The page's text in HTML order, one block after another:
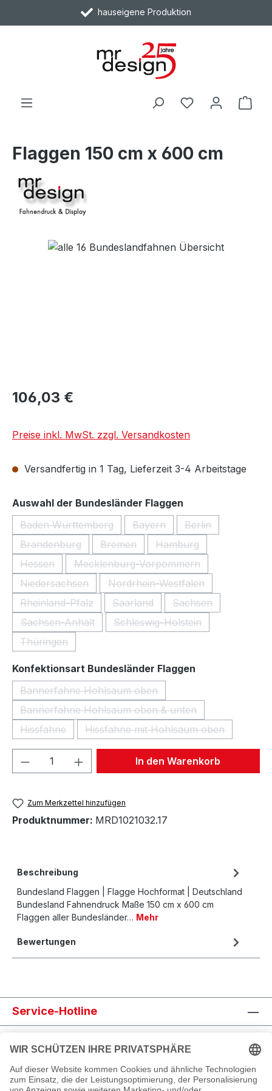
Zum Hauptinhalt springenhauseigene Produktion
Flaggen 150 cm x 600 cm
Bildergalerie überspringen
106,03 €
Preise inkl. MwSt. zzgl. Versandkosten
Versandfertig in 1 Tag, Lieferzeit 3-4 Arbeitstage
Auswahl der Bundesländer Flaggen
Baden Württemberg
(Diese Option ist zurzeit nicht verfügbar.)
Bayern
(Diese Option ist zurzeit nicht
Berlin
(Diese Option ist
Brandenburg
(Diese Option ist zurzeit nicht verfügbar.)
Bremen
(Diese Option ist zurzeit nicht
Hamburg
(Diese Option ist
Hessen
(Diese Option ist zurzeit nicht verfügbar.)
Mecklenburg-Vorpommern
(Diese Option ist zurzeit nicht
Niedersachsen
(Diese Option ist zurzeit nicht verfügbar.)
Nordrhein-Westfalen
(Diese Option ist zurzeit
Rheinland-Pfalz
(Diese Option ist zurzeit nicht verfügbar.)
Saarland
(Diese Option ist zurzeit nicht
Sachsen
(Diese Option ist
Sachsen-Anhalt
(Diese Option ist zurzeit nicht verfügbar.)
Schleswig-Holstein
(Diese Option ist zurzeit
Thüringen
(Diese Option ist zurzeit nicht verfügbar.)
Konfektionsart Bundesländer Flaggen
Bannerfahne Hohlsaum oben
(Diese Option ist zurzeit nicht verfügbar.)
Bannerfahne Hohlsaum oben & unten
(Diese Option ist zurzeit nicht verfügbar.)
Hissfahne
(Diese Option ist zurzeit nicht verfügbar.)
Hissfahne mit Hohlsaum oben
(Diese Option ist zurzeit
Produkt Anzahl: Gib denIn den Warenkorb
Zum Merkzettel hinzufügen
Produktnummer: MRD1021032.17
Beschreibung
Bundesland Flaggen | Flagge Hochformat | Deutschland
Bundesland Fahnendruck Maße 150 cm x 600 cm
Flaggen aller Bundesländer… Mehr
Bewertungen
Service-Hotline
Informationen